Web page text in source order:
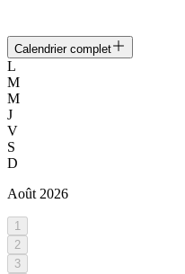
Calendrier complet
L
M
M
J
V
S
D
Août 2026
1
2
3